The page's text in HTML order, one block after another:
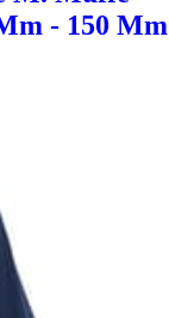
- 150 Mm